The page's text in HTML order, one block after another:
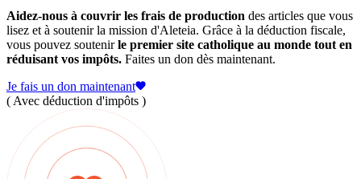
Aidez-nous à couvrir les frais de production des articles que vous
lisez et à soutenir la mission d'Aleteia. Grâce à la déduction fiscale,
vous pouvez soutenirle premier site catholique au monde tout en
réduisant vos impôts. Faites un don dès maintenant.
Je fais un don maintenant
( Avec déduction d'impôts )